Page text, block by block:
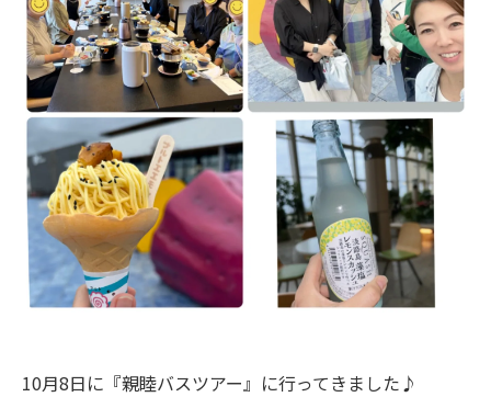
10月8日に『親睦バスツアー』に行ってきました♪